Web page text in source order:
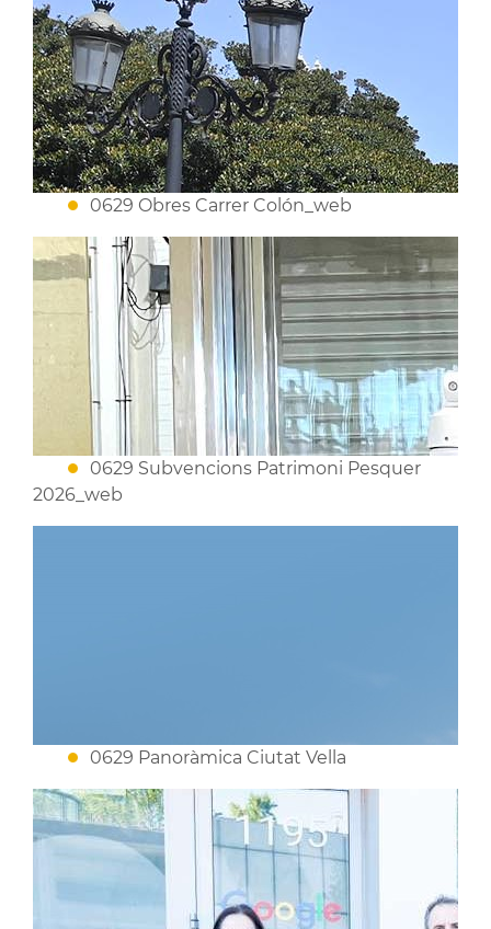
0629 Obres Carrer Colón_web
0629 Subvencions Patrimoni Pesquer
2026_web
0629 Panoràmica Ciutat Vella